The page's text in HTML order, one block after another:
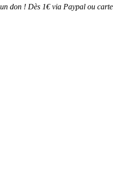
don ! Dès 1€ via Paypal ou carte